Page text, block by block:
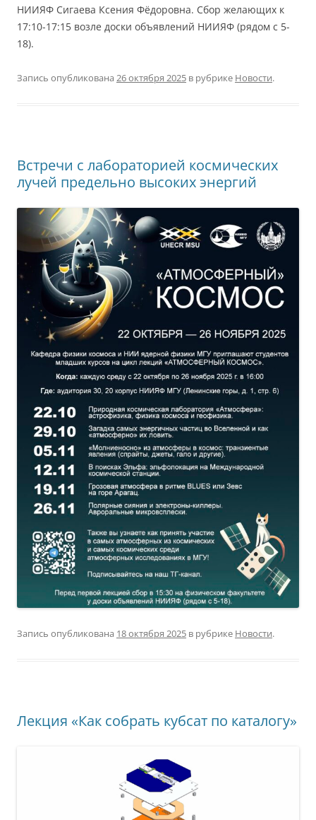
НИИЯФ Сигаева Ксения Фёдоровна. Сбор желающих к
17:10-17:15 возле доски объявлений НИИЯФ (рядом с 5-
18).
Запись опубликована 26 октября 2025 в рубрике Новости.
Встречи с лабораторией космических
лучей предельно высоких энергий
Запись опубликована 18 октября 2025 в рубрике Новости.
Лекция «Как собрать кубсат по каталогу»